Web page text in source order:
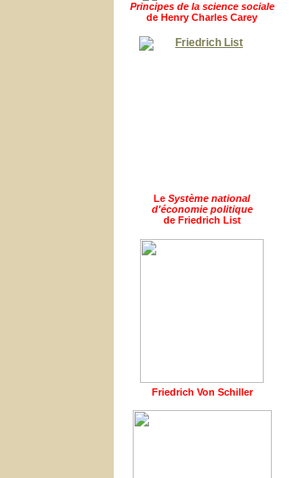
Principes de la science sociale
de Henry Charles Carey
Le Système national
d'économie politique
de Friedrich List
Friedrich Von Schiller